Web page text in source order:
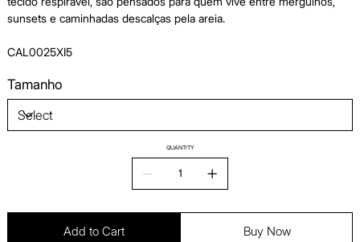
sunsets e caminhadas descalças pela areia.
CAL0025XI5
Tamanho
QUANTITY
Add to Cart Buy Now